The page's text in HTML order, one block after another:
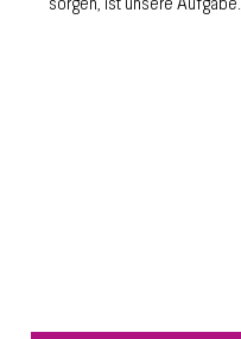
sorgen, ist unsere Aufgabe.